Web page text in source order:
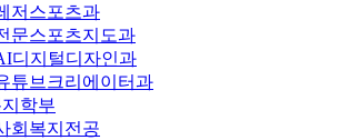
저스포츠과
문스포츠지도과
디지털디자인과
튜브크리에이터과
학부
회복지전공